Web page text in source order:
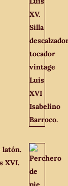
latón.
XVI.